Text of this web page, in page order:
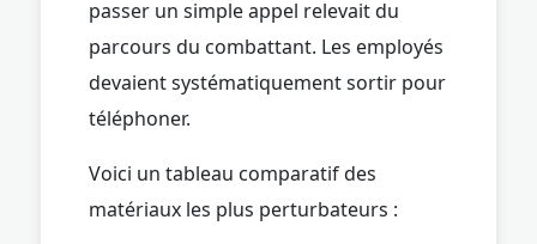
passer un simple appel relevait du
parcours du combattant. Les employés
devaient systématiquement sortir pour
téléphoner.
Voici un tableau comparatif des
matériaux les plus perturbateurs :